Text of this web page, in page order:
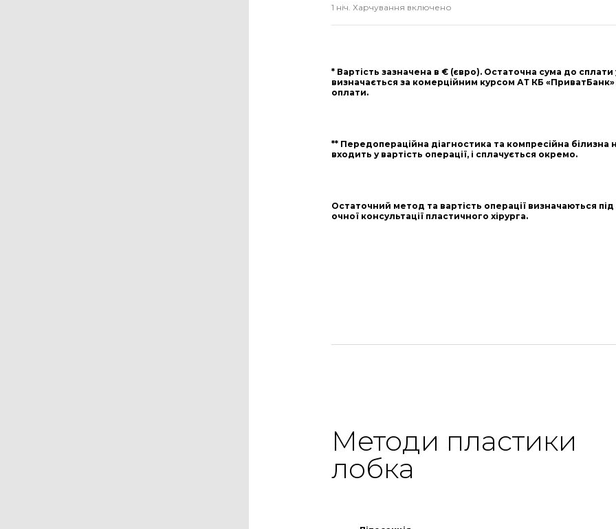
1 ніч. Харчування включено
* Вартість зазначена в € (євро). Остаточна сума до сплати
визначається за комерційним курсом АТ КБ
оплати.
** Передопераційна діагностика та компресійна білизна
входить у вартість операції, і сплачується окремо.
Остаточний метод та вартість операції визначаються під
очної консультації пластичного хірурга.
Методи пластики
лобка